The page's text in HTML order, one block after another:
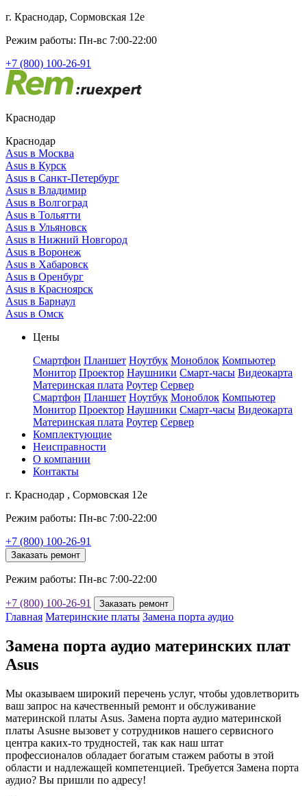
г. Краснодар, Сормовская 12е
Режим работы: Пн-вс 7:00-22:00
+7 (800) 100-26-91
Краснодар
Краснодар
Asus в Москва
Asus в Курск
Asus в Санкт-Петербург
Asus в Владимир
Asus в Волгоград
Asus в Тольятти
Asus в Ульяновск
Asus в Нижний Новгород
Asus в Воронеж
Asus в Хабаровск
Asus в Оренбург
Asus в Красноярск
Asus в Барнаул
Asus в Омск
Цены
Смартфон Планшет Ноутбук Моноблок Компьютер
Монитор Проектор Наушники Смарт-часы Видеокарта
Материнская плата Роутер Сервер
Смартфон Планшет Ноутбук Моноблок Компьютер
Монитор Проектор Наушники Смарт-часы Видеокарта
Материнская плата Роутер Сервер
Комплектующие
Неисправности
О компании
Контакты
г. Краснодар , Сормовская 12е
Режим работы: Пн-вс 7:00-22:00
+7 (800) 100-26-91
Заказать ремонт
Режим работы: Пн-вс 7:00-22:00
+7 (800) 100-26-91 Заказать ремонт
Главная Материнские платы Замена порта аудио
Замена порта аудио материнских плат
Asus
Мы оказываем широкий перечень услуг, чтобы удовлетворить
ваш запрос на качественный ремонт и обслуживание
материнской платы Asus. Замена порта аудио материнской
платы Asusне вызовет у сотрудников нашего сервисного
центра каких-то трудностей, так как наш штат
профессионалов обладает богатым стажем работы в этой
области и надлежащей компетенцией. Требуется Замена порта
аудио? Вы пришли по адресу!